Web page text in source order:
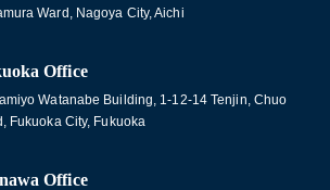
Ward, Nagoya City, Aichi
Office
Watanabe Building, 1-12-14 Tenjin, Chuo
Fukuoka City, Fukuoka
Office